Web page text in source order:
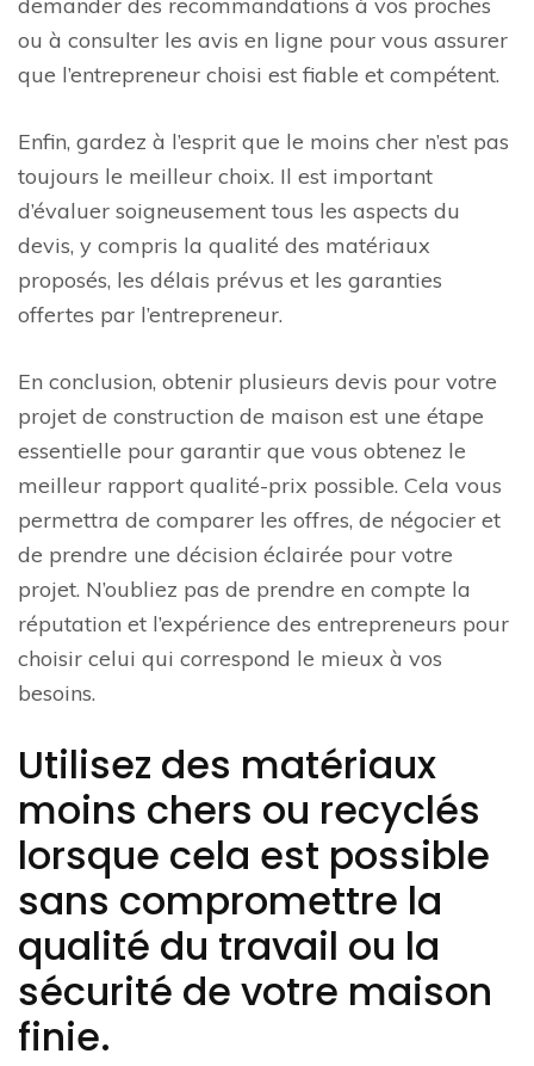
ou à consulter les avis en ligne pour vous assurer
que l’entrepreneur choisi est fiable et compétent.
Enfin, gardez à l’esprit que le moins cher n’est pas
toujours le meilleur choix. Il est important
d’évaluer soigneusement tous les aspects du
devis, y compris la qualité des matériaux
proposés, les délais prévus et les garanties
offertes par l’entrepreneur.
En conclusion, obtenir plusieurs devis pour votre
projet de construction de maison est une étape
essentielle pour garantir que vous obtenez le
meilleur rapport qualité-prix possible. Cela vous
permettra de comparer les offres, de négocier et
de prendre une décision éclairée pour votre
projet. N’oubliez pas de prendre en compte la
réputation et l’expérience des entrepreneurs pour
choisir celui qui correspond le mieux à vos
besoins.
Utilisez des matériaux
moins chers ou recyclés
lorsque cela est possible
sans compromettre la
qualité du travail ou la
sécurité de votre maison
finie.